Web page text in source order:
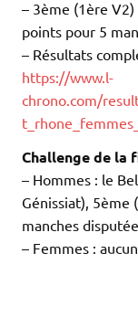
– 3ème (1ère V2)
points pour 5
– Résultats
https://www.l-
chrono.com/
Challenge de la
– Hommes : le
Génissiat), 5ème
manches
– Femmes :